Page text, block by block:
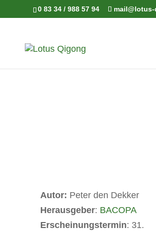
0 83 34 / 988 57 94
Autor: Peter den Dekker
Herausgeber: BACOPA
Erscheinungstermin: 31.